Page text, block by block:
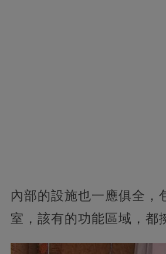
內部的設施也一應俱全，
室，該有的功能區域，都